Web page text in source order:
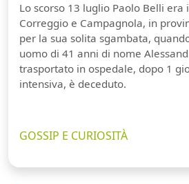
Lo scorso 13 luglio Paolo Belli era
Correggio e Campagnola, in
per la sua solita sgambata,
uomo di 41 anni di nome
trasportato in ospedale, dopo 1
intensiva, è deceduto.
GOSSIP E CURIOSITÀ